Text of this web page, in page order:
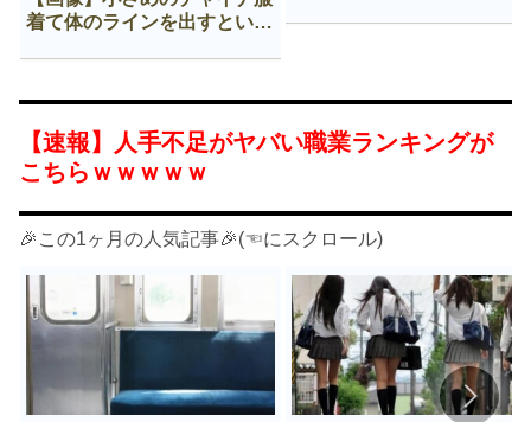
着て体のラインを出すという
【速報】人手不足がヤバい職業ランキングが
こちらｗｗｗｗｗ
🎉この1ヶ月の人気記事🎉(☜にスクロール)